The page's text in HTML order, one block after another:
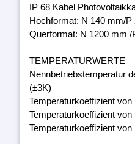
IP 68 Kabel
Hochformat: N 140 mm/P
Querformat: N 1200 mm
TEMPERATURWERTE
Nennbetriebstemperatur
(±3K)
Temperaturkoeffizient
Temperaturkoeffizient
Temperaturkoeffizient